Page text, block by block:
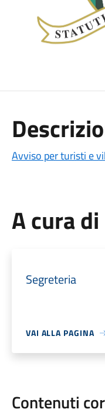
Avviso per turisti e
A cura di
Segreteria
VAI ALLA PAGINA
Contenuti